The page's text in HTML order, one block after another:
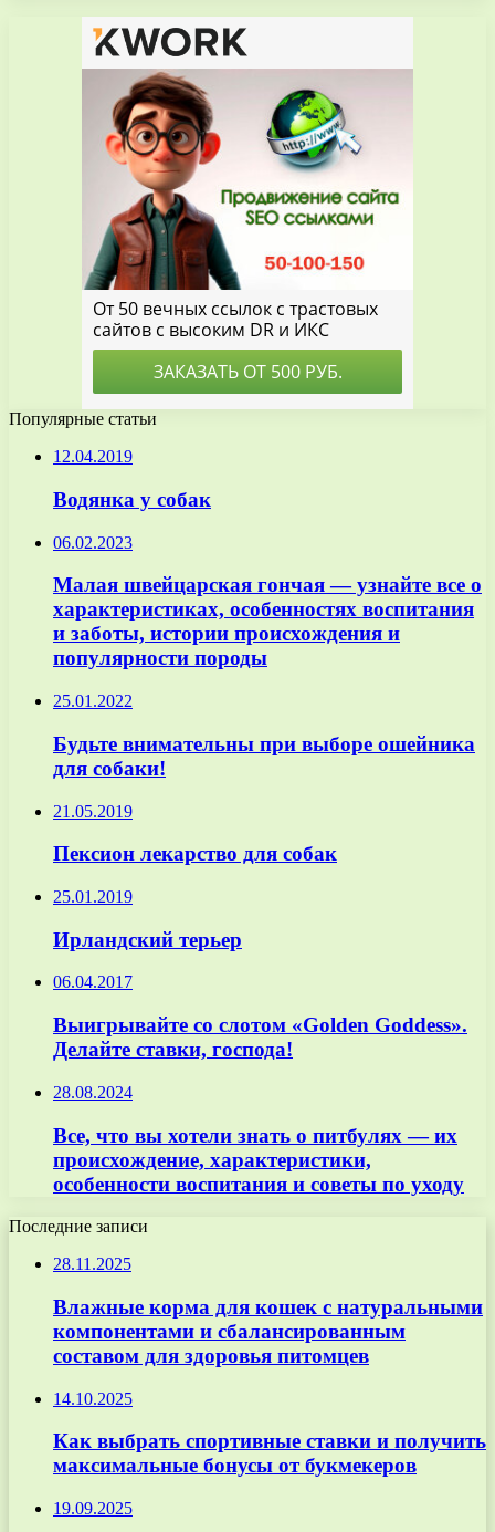
Популярные статьи
12.04.2019
Водянка у собак
06.02.2023
Малая швейцарская гончая — узнайте все о
характеристиках, особенностях воспитания
и заботы, истории происхождения и
популярности породы
25.01.2022
Будьте внимательны при выборе ошейника
для собаки!
21.05.2019
Пексион лекарство для собак
25.01.2019
Ирландский терьер
06.04.2017
Выигрывайте со слотом «Golden Goddess».
Делайте ставки, господа!
28.08.2024
Все, что вы хотели знать о питбулях — их
происхождение, характеристики,
особенности воспитания и советы по уходу
Последние записи
28.11.2025
Влажные корма для кошек с натуральными
компонентами и сбалансированным
составом для здоровья питомцев
14.10.2025
Как выбрать спортивные ставки и получить
максимальные бонусы от букмекеров
19.09.2025